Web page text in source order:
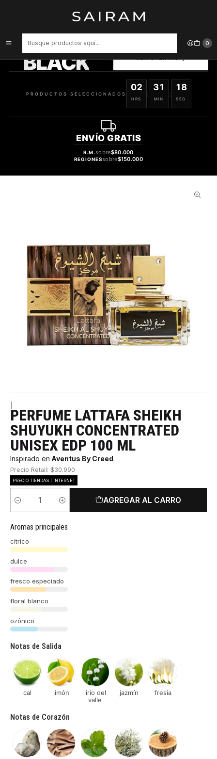
0
Perfume Lattafa Sheikh Shuyukh Concentrated Unisex Edp 100 ml
BLACK
SELECCIONADOS
PRODUCTOS SELECCIONADOS
02
HRS
:
31
MIN
:
17
SEG
ENVÍO GRATIS
R.M.sobre$80.000
REGIONESsobre$150.000
PERFUME LATTAFA SHEIKH
SHUYUKH CONCENTRATED
UNISEX EDP 100 ML
Inspirado en Aventus By Creed
Precio Retail: $30.990
PRECIO TIENDAS | INTERNET
Cantidad
AGREGAR AL CARRO
Aromas principales
cítrico
dulce
fresco especiado
floral blanco
ozónico
Notas de Salida
cal limón
lirio del
valle
jazmín fresia
Notas de Corazón